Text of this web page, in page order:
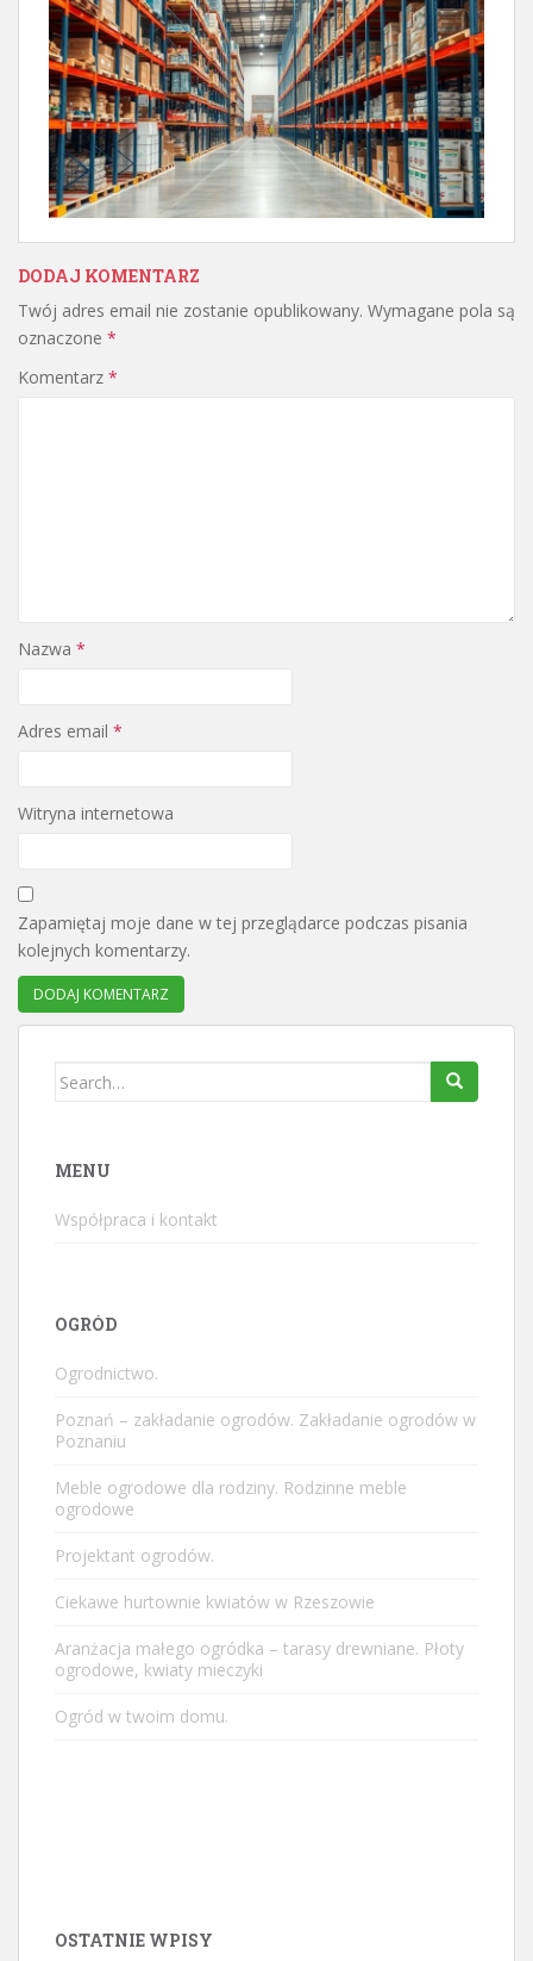
DODAJ KOMENTARZ
Twój adres email nie zostanie opublikowany. Wymagane pola są
oznaczone *
Komentarz *
Nazwa *
Adres email *
Witryna internetowa
Zapamiętaj moje dane w tej przeglądarce podczas pisania
kolejnych komentarzy.
Search
MENU
Współpraca i kontakt
OGRÓD
Ogrodnictwo.
Poznań – zakładanie ogrodów. Zakładanie ogrodów w
Poznaniu
Meble ogrodowe dla rodziny. Rodzinne meble
ogrodowe
Projektant ogrodów.
Ciekawe hurtownie kwiatów w Rzeszowie
Aranżacja małego ogródka – tarasy drewniane. Płoty
ogrodowe, kwiaty mieczyki
Ogród w twoim domu.
OSTATNIE WPISY